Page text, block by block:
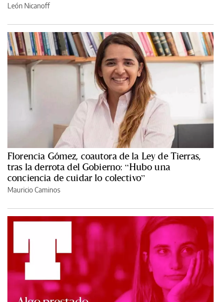
León Nicanoff
Florencia Gómez, coautora de la Ley de Tierras,
tras la derrota del Gobierno: “Hubo una
conciencia de cuidar lo colectivo”
Mauricio Caminos